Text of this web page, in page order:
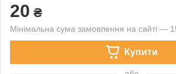
20 ₴
Мінімальна сума замовлення на сайті —
Купити